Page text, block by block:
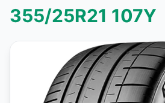
355/25R21 107Y